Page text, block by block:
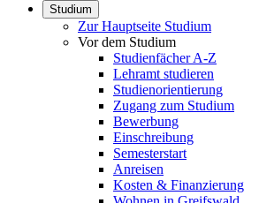
Studium
Zur Hauptseite Studium
Vor dem Studium
Studienfächer A-Z
Lehramt studieren
Studienorientierung
Zugang zum Studium
Bewerbung
Einschreibung
Semesterstart
Anreisen
Kosten & Finanzierung